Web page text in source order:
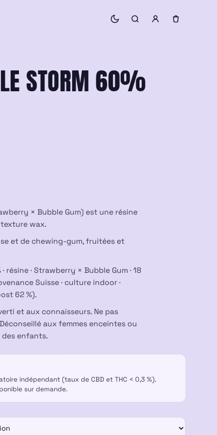
STORM 60%
× Bubble Gum) est une résine
texture wax.
et de chewing-gum, fruitées et
résine · Strawberry × Bubble Gum · 18
Suisse · culture indoor ·
62 %).
et aux connaisseurs. Ne pas
aux femmes enceintes ou
enfants.
indépendant (taux de CBD et THC < 0,3 %).
sur demande.